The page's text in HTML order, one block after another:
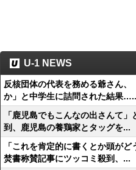
U-1 NEWS
反核団体の代表を務める爺さん
か」と中学生に詰問された結果
「鹿児島でもこんなの出さんて
到、鹿児島の養鶏家とタッグを...
「これを肯定的に書くとか頭が
焚書称賛記事にツッコミ殺到、...